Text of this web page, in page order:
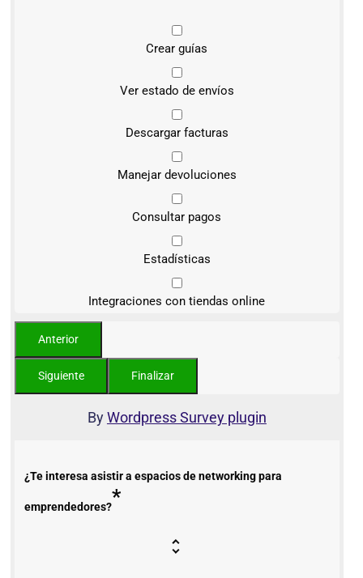
Crear guías
Ver estado de envíos
Descargar facturas
Manejar devoluciones
Consultar pagos
Estadísticas
Integraciones con tiendas online
ByWordpress Survey plugin
¿Te interesa asistir a espacios de networking para
emprendedores?*